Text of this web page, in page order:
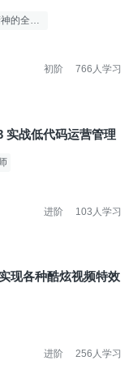
有Geek精神的全栈架构师
766人学习
初阶
战低代码运营管理
103人学习
进阶
现各种酷炫视频特效
256人学习
进阶